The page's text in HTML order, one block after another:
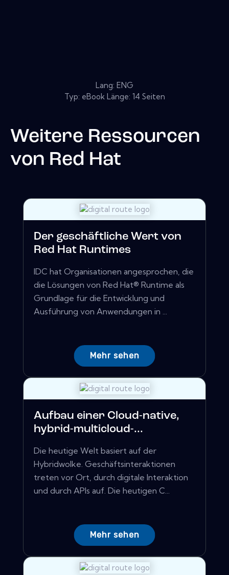
Lang: ENG
Typ: eBook Länge: 14 Seiten
Weitere Ressourcen
von Red Hat
Der geschäftliche Wert von
Red Hat Runtimes
IDC hat Organisationen angesprochen, die
die Lösungen von Red Hat® Runtime als
Grundlage für die Entwicklung und
Ausführung von Anwendungen in ...
Mehr sehen
Aufbau einer Cloud-native,
hybrid-multicloud-...
Die heutige Welt basiert auf der
Hybridwolke. Geschäftsinteraktionen
treten vor Ort, durch digitale Interaktion
und durch APIs auf. Die heutigen C...
Mehr sehen